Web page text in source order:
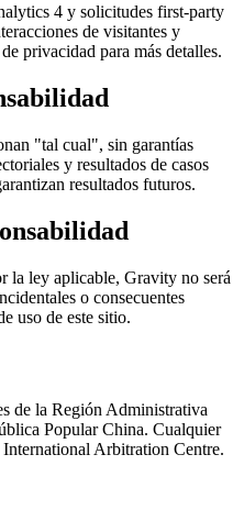
4 y solicitudes first-party
de visitantes y
privacidad para más detalles.
"tal cual", sin garantías
y resultados de casos
resultados futuros.
la ley aplicable, Gravity no será
o consecuentes
uso de este sitio.
de la Región Administrativa
Popular China. Cualquier
Arbitration Centre.